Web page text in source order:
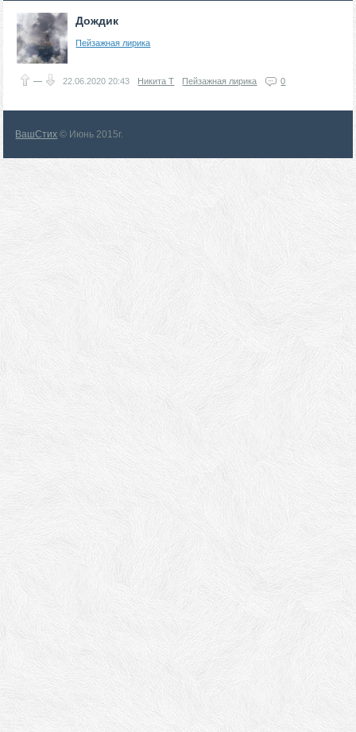
Дождик
Пейзажная лирика
— 22.06.202020:43 Никита Т Пейзажная лирика 0
ВашСтих © Июнь 2015г.